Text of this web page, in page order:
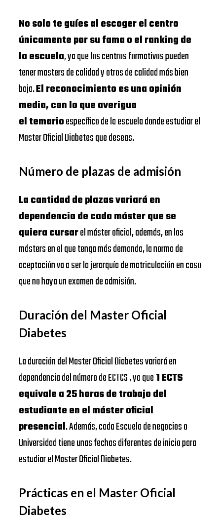
No solo te guíes al escoger el centro
únicamente por su fama o el ranking de
la escuela, ya que los centros formativos pueden
tener masters de calidad y otros de calidad más bien
baja.El reconocimiento es una opinión
media, con lo que averigua
el temarioespecífico de la escuela donde estudiar el
Master Oficial Diabetes que deseas.
Número de plazas de admisión
La cantidad de plazas variará en
dependencia de cada máster que se
quiera cursarel máster oficial, además, en los
másters en el que tenga más demanda, la norma de
aceptación va a ser la jerarquía de matriculación en caso
que no haya un examen de admisión.
Duración del Master Oficial
Diabetes
La duración del Master Oficial Diabetes variará en
dependencia del número de ECTCS , ya que1 ECTS
equivale a 25 horas de trabajo del
estudiante en el máster oficial
presencial. Además, cada Escuela de negocios o
Universidad tiene unas fechas diferentes de inicio para
estudiar el Master Oficial Diabetes.
Prácticas en el Master Oficial
Diabetes